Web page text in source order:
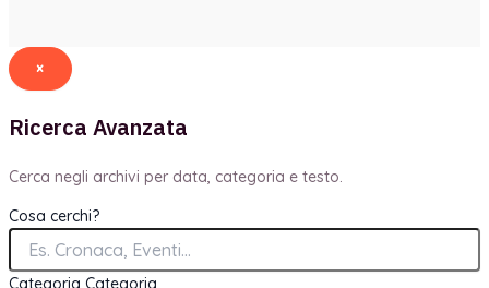
×
Ricerca Avanzata
Cerca negli archivi per data, categoria e testo.
Cosa cerchi?
Categoria Categoria